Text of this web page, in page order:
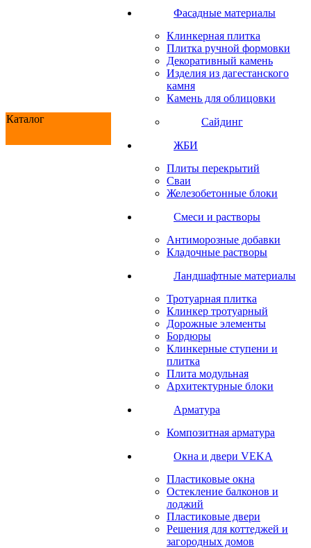
Каталог
Фасадные материалы
Клинкерная плитка
Плитка ручной формовки
Декоративный камень
Изделия из дагестанского
камня
Камень для облицовки
Сайдинг
ЖБИ
Плиты перекрытий
Сваи
Железобетонные блоки
Cмеси и растворы
Антиморозные добавки
Кладочные растворы
Ландшафтные материалы
Тротуарная плитка
Клинкер тротуарный
Дорожные элементы
Бордюры
Клинкерные ступени и
плитка
Плита модульная
Архитектурные блоки
Арматура
Композитная арматура
Окна и двери VEKA
Пластиковые окна
Остекление балконов и
лоджий
Пластиковые двери
Решения для коттеджей и
загородных домов